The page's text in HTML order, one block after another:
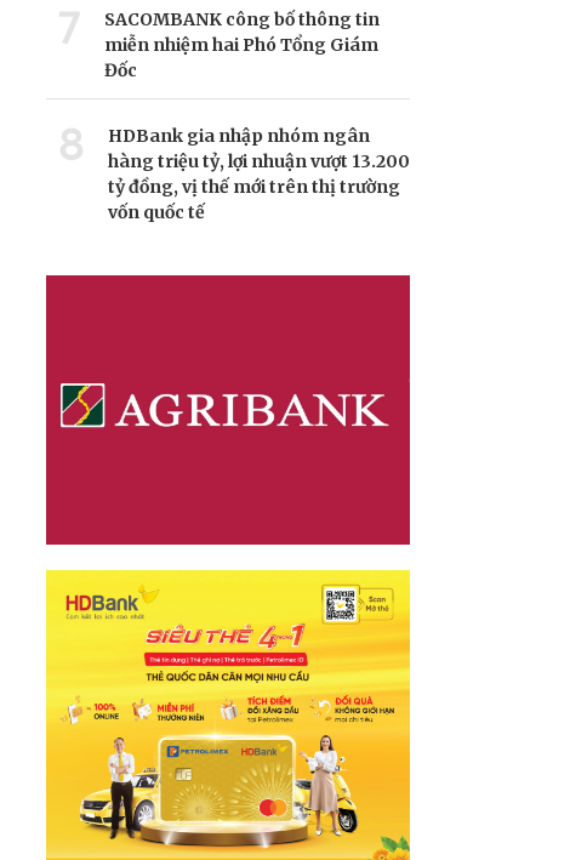
7
SACOMBANK công bố thông tin
miễn nhiệm hai Phó Tổng Giám
Đốc
8
HDBank gia nhập nhóm ngân
hàng triệu tỷ, lợi nhuận vượt 13.200
tỷ đồng, vị thế mới trên thị trường
vốn quốc tế